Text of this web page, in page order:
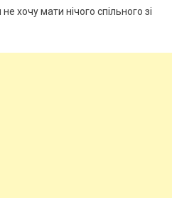
хочу мати нічого спільного зі